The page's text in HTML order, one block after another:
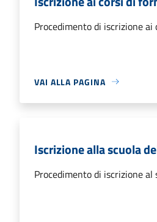
Procedimento di iscrizione
VAI ALLA PAGINA
Iscrizione alla scuola
Procedimento di iscrizione al